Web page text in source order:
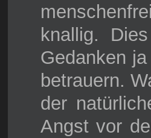
knallig.
Gedanken
betrauern.
der
Angst vor